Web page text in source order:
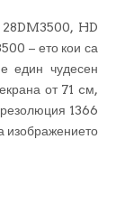
HD
– ето кои са
един чудесен
от 71 cм,
1366
изображението